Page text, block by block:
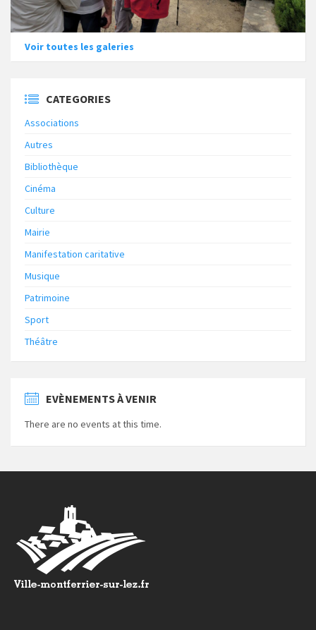
Voir toutes les galeries
CATEGORIES
Associations
Autres
Bibliothèque
Cinéma
Culture
Mairie
Manifestation caritative
Musique
Patrimoine
Sport
Théâtre
EVÈNEMENTS À VENIR
There are no events at this time.